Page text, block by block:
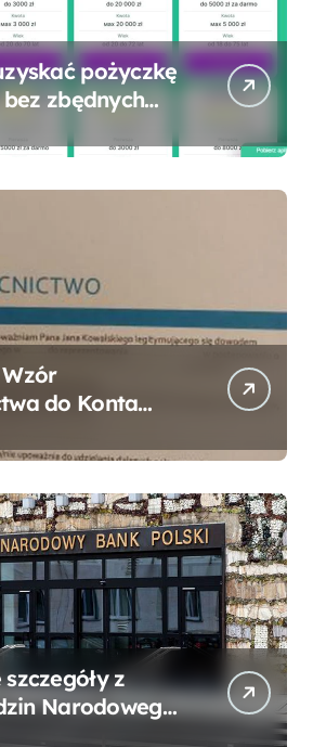
pożyczkę
bez zbędnych
do Konta
z
Narodowego